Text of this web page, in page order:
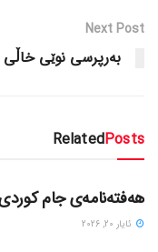
Next Post
به‌رپرسی نوێی خاڵی
RelatedPosts
دسته‌بندی نشده
هەفتەنامەی جام کوردی
ئایار 20, 2026